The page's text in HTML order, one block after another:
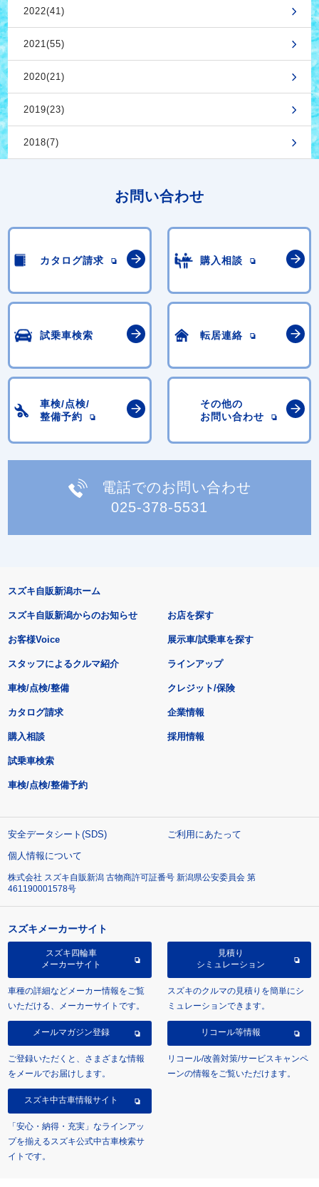
2022(41)
2021(55)
2020(21)
2019(23)
2018(7)
お問い合わせ
カタログ請求 購入相談
試乗車検索 転居連絡
車検/点検/
整備予約
その他の
お問い合わせ
電話でのお問い合わせ
025-378-5531
スズキ自販新潟ホーム
スズキ自販新潟からのお知らせ
お客様Voice
スタッフによるクルマ紹介
お店を探す
展示車/試乗車を探す
ラインアップ
車検/点検/整備 クレジット/保険
カタログ請求
購入相談
試乗車検索
車検/点検/整備予約
企業情報
採用情報
安全データシート(SDS)
ご利用にあたって
個人情報について
株式会社 スズキ自販新潟 古物商許可証番号 新潟県公安委員会 第
461190001578号
スズキメーカーサイト
スズキ四輪車
メーカーサイト
車種の詳細などメーカー情報をご覧
いただける、メーカーサイトです。
見積り
シミュレーション
スズキのクルマの見積りを簡単にシ
ミュレーションできます。
メールマガジン登録
ご登録いただくと、さまざまな情報
をメールでお届けします。
リコール等情報
リコール/改善対策/サービスキャンペ
ーンの情報をご覧いただけます。
スズキ中古車情報サイト
「安心・納得・充実」なラインアッ
プを揃えるスズキ公式中古車検索サ
イトです。